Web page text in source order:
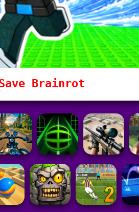
Brainrot